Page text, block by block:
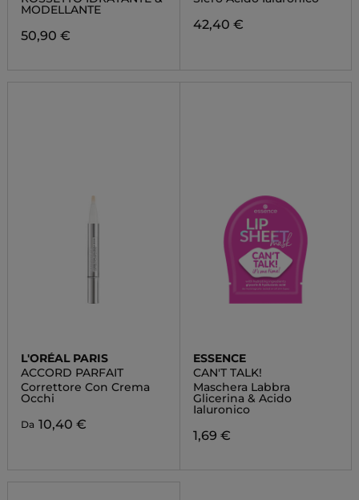
MODELLANTE
50,90 €
42,40 €
L'ORÉAL PARIS
ACCORD PARFAIT
Correttore Con Crema
Occhi
Da 10,40 €
ESSENCE
CAN'T TALK!
Maschera Labbra
Glicerina & Acido
Ialuronico
1,69 €